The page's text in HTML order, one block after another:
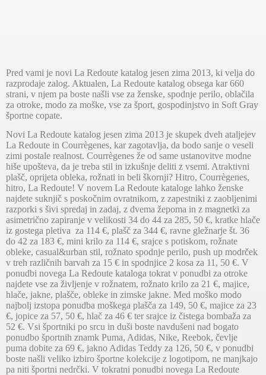
Pred vami je novi La Redoute katalog jesen zima 2013, ki velja do
razprodaje zalog. Aktualen, La Redoute katalog obsega kar 660
strani, v njem pa boste našli vse za ženske, spodnje perilo, oblačila
za otroke, modo za moške, vse za šport, gospodinjstvo in Soft Gray
športne copate.
Novi La Redoute katalog jesen zima 2013 je skupek dveh ataljejev
La Redoute in Courrègenes, kar zagotavlja, da bodo sanje o veseli
zimi postale realnost. Courrègenes že od same ustanovitve modne
hiše upošteva, da je treba stil in izkušnje deliti z vsemi. Atraktivni
plašč, oprijeta obleka, rožnati in beli škornji? Hitro, Courrègenes,
hitro, La Redoute! V novem La Redoute kataloge lahko ženske
najdete suknjič s poskočnim ovratnikom, z zapestniki z zaobljenimi
razporki s šivi spredaj in zadaj, z dvema žepoma in z magnetki za
asimetrično zapiranje v velikosti 34 do 44 za 285, 50 €, kratke hlače
iz gostega pletiva za 114 €, plašč za 344 €, ravne gležnarje št. 36
do 42 za 183 €, mini krilo za 114 €, srajce s potiskom, rožnate
obleke, casual&urban stil, rožnato spodnje perilo, push up modrček
v treh različnih barvah za 15 € in spodnjice 2 kosa za 11, 50 €. V
ponudbi novega La Redoute kataloga tokrat v ponudbi za otroke
najdete vse za življenje v rožnatem, rožnato krilo za 21 €, majice,
hlače, jakne, plašče, obleke in zimske jakne. Med moško modo
najbolj izstopa ponudba moškega plašča za 149, 50 €, majice za 23
€, jopice za 57, 50 €, hlač za 46 € ter srajce iz čistega bombaža za
52 €. Vsi športniki po srcu in duši boste navdušeni nad bogato
ponudbo športnih znamk Puma, Adidas, Nike, Reebok, čevlje
puma dobite za 69 €, jakno Adidas Teddy za 126, 50 €, v ponudbi
boste našli veliko izbiro športne kolekcije z logotipom, ne manjkajo
pa niti športni nedrčki. V tokratni ponudbi novega La Redoute